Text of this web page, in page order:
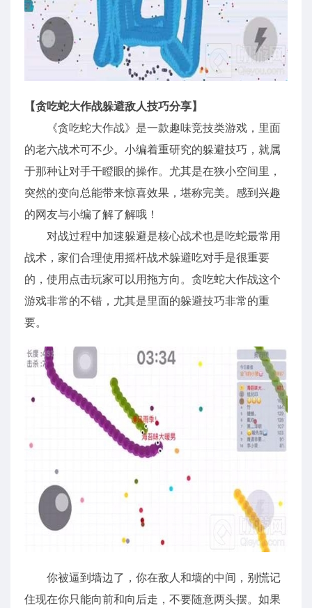
【贪吃蛇大作战躲避敌人技巧分享】
《贪吃蛇大作战》是一款趣味竞技类游戏，里面
的老六战术可不少。小编着重研究的躲避技巧，就属
于那种让对手干瞪眼的操作。尤其是在狭小空间里，
突然的变向总能带来惊喜效果，堪称完美。感到兴趣
的网友与小编了解了解哦！
对战过程中加速躲避是核心战术也是吃蛇最常用
战术，家们合理使用摇杆战术躲避吃对手是很重要
的，使用点击玩家可以用拖方向。贪吃蛇大作战这个
游戏非常的不错，尤其是里面的躲避技巧非常的重
要。
你被逼到墙边了，你在敌人和墙的中间，别慌记
住现在你只能向前和向后走，不要随意两头摆。如果